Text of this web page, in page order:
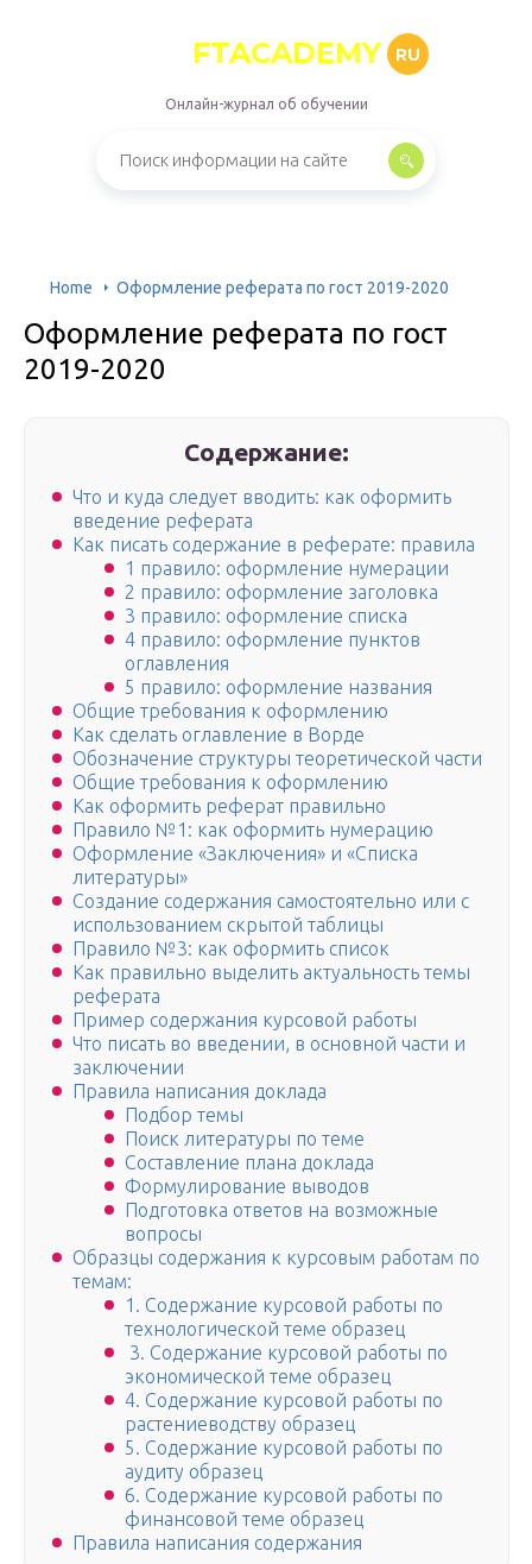
FTACADEMY RU
Онлайн-журнал об обучении
Home Оформление реферата по гост 2019-2020
Оформление реферата по гост
2019-2020
Содержание:
Что и куда следует вводить: как оформить
введение реферата
Как писать содержание в реферате: правила
1 правило: оформление нумерации
2 правило: оформление заголовка
3 правило: оформление списка
4 правило: оформление пунктов
оглавления
5 правило: оформление названия
Общие требования к оформлению
Как сделать оглавление в Ворде
Обозначение структуры теоретической части
Общие требования к оформлению
Как оформить реферат правильно
Правило №1: как оформить нумерацию
Оформление «Заключения» и «Списка
литературы»
Создание содержания самостоятельно или с
использованием скрытой таблицы
Правило №3: как оформить список
Как правильно выделить актуальность темы
реферата
Пример содержания курсовой работы
Что писать во введении, в основной части и
заключении
Правила написания доклада
Подбор темы
Поиск литературы по теме
Составление плана доклада
Формулирование выводов
Подготовка ответов на возможные
вопросы
Образцы содержания к курсовым работам по
темам:
1. Содержание курсовой работы по
технологической теме образец
3. Содержание курсовой работы по
экономической теме образец
4. Содержание курсовой работы по
растениеводству образец
5. Содержание курсовой работы по
аудиту образец
6. Содержание курсовой работы по
финансовой теме образец
Правила написания содержания